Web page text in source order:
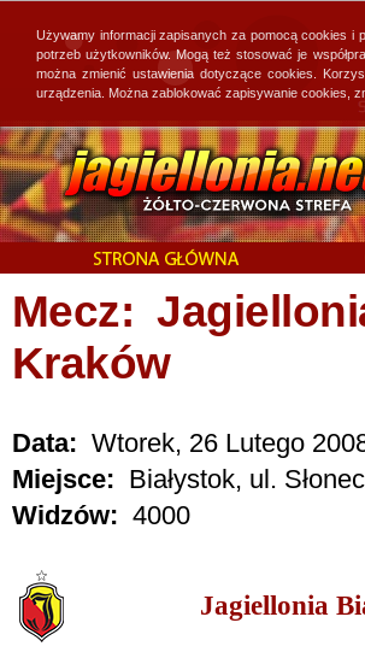
Mecz:
Kraków
Data: Wtorek, 26 Lutego
Miejsce: Białystok, ul.
Widzów: 4000
Jagiellonia
Używamy informacji zapisanych za pomocą cookies i
potrzeb użytkowników. Mogą też stosować je
można zmienić ustawienia dotyczące cookies.
urządzenia. Można zablokować zapisywanie cookies,